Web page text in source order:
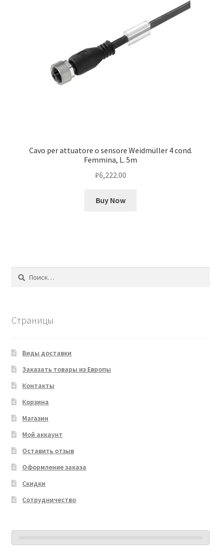
Cavo per attuatore o sensore Weidmüller 4 cond.
Femmina, L. 5m
₽6,222.00
Buy Now
Найти:
Страницы
Виды доставки
Заказать товары из Европы
Контакты
Корзина
Магазин
Мой аккаунт
Оставить отзыв
Оформление заказа
Скидки
Сотрудничество